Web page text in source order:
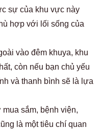
sự của khu vực này
hợp với lối sống của
vào đêm khuya, khu
còn nếu bạn chủ yếu
và thanh bình sẽ là lựa
sắm, bệnh viện,
là một tiêu chí quan